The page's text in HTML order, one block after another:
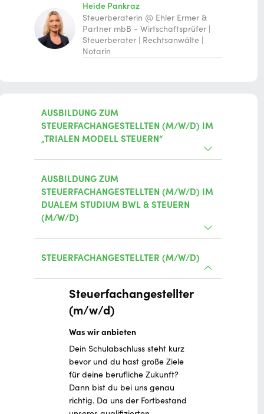
Heide Pankraz
Steuerberaterin @ Ehler Ermer &
Partner mbB - Wirtschaftsprüfer |
Steuerberater | Rechtsanwälte |
Notarin
AUSBILDUNG ZUM
STEUERFACHANGESTELLTEN (M/W/D) IM
„TRIALEN MODELL STEUERN“
AUSBILDUNG ZUM
STEUERFACHANGESTELLTEN (M/W/D) IM
DUALEM STUDIUM BWL & STEUERN
(M/W/D)
STEUERFACHANGESTELLTER (M/W/D)
Steuerfachangestellter
(m/w/d)
Was wir anbieten
Dein Schulabschluss steht kurz
bevor und du hast große Ziele
für deine berufliche Zukunft?
Dann bist du bei uns genau
richtig. Da uns der Fortbestand